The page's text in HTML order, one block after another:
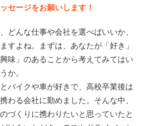
セージをお願いします！
どんな仕事や会社を選べばいいか、
すよね。まずは、あなたが「好き」
味」のあることから考えてみてはい
か。
バイクや車が好きで、高校卒業後は
わる会社に勤めました。そんな中、
づくりに携わりたいと思っていたと